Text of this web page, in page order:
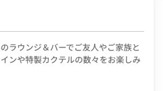
ラウンジ＆バーでご友人やご家族と
ンや特製カクテルの数々をお楽しみ